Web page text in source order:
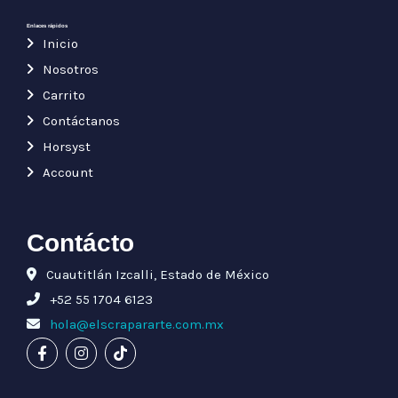
0
d
e
Enlaces rápidos
Inicio
Nosotros
Carrito
Contáctanos
Horsyst
Account
Contácto
Cuautitlán Izcalli, Estado de México
+52 55 1704 6123
hola@elscrapararte.com.mx